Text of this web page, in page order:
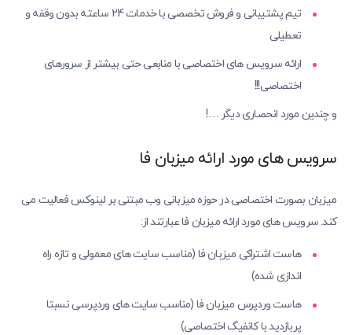
تیم پشتیبانی و فروش تخصصی با خدمات 24 ساعته بدون وقفه و
تعطیلی
ارائه سرویس های اختصاصی با منابعی حتی بیشتر از سرورهای
اختصاصی!!!
و چندین مورد انحصاری دیگر …!
سرویس های مورد ارائه میزبان فا
میزبان بصورت اختصاصی در حوزه میزبانی وب مبتنی بر لینوکس فعالیت می
کند. سرویس های مورد ارائه میزبان فا عبارتند از:
هاست اشتراکی میزبان فا (مناسب سایت های معمولی و تازه راه
اندازی شده)
هاست وردپرس میزبان فا (مناسب سایت های وردپرسی نسبتا
پربازدید با کانفیگ اختصاصی)